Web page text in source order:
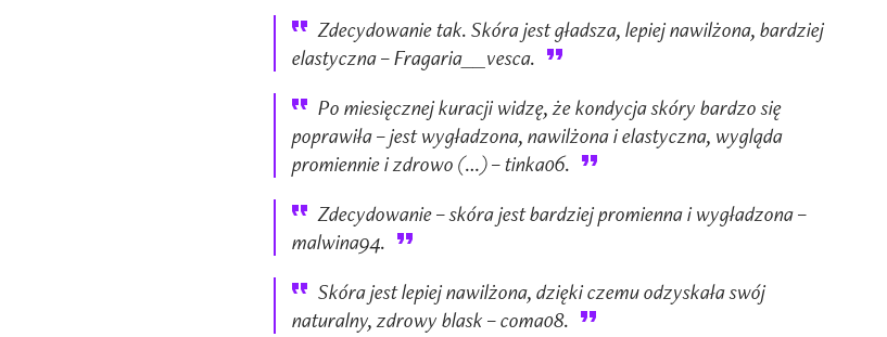
Zdecydowanie tak. Skóra jest gładsza, lepiej nawilżona, bardziej
elastyczna – Fragaria__vesca.
Po miesięcznej kuracji widzę, że kondycja skóry bardzo się
poprawiła – jest wygładzona, nawilżona i elastyczna, wygląda
promiennie i zdrowo (…) – tinka06.
Zdecydowanie – skóra jest bardziej promienna i wygładzona –
malwina94.
Skóra jest lepiej nawilżona, dzięki czemu odzyskała swój
naturalny, zdrowy blask – coma08.